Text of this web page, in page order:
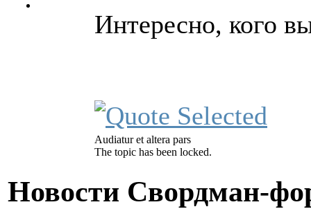
Интересно, кого
Audiatur et altera pars
The topic has been locked.
Новости Свордман-